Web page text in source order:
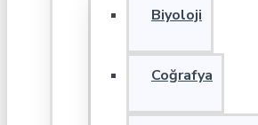
Biyoloji
Coğrafya